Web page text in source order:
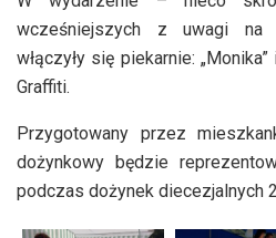
dźwiękowych
wcześniejszych z uwagi na
włączyły się piekarnie:
Graffiti.
Przygotowany przez
dożynkowy będzie
podczas dożynek diecezjalnych